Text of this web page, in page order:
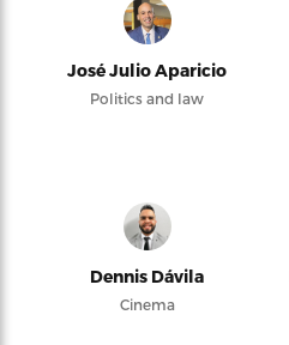
José Julio Aparicio
Politics and law
Dennis Dávila
Cinema